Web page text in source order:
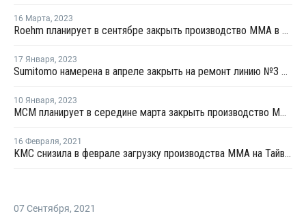
16 Марта, 2023
Roehm планирует в сентябре закрыть производство ММА в Германии
17 Января, 2023
Sumitomo намерена в апреле закрыть на ремонт линию №3 ММА в Сингапуре
10 Января, 2023
MCM планирует в середине марта закрыть производство ММА на ремонт в Сингапуре
16 Февраля, 2021
KMC снизила в феврале загрузку производства ММА на Тайване на 20%
07 Сентября, 2021